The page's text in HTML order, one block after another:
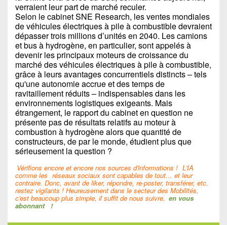
verraient leur part de marché reculer.
Selon le cabinet SNE Research, les ventes mondiales
de véhicules électriques à pile à combustible devraient
dépasser trois millions d’unités en 2040. Les camions
et bus à hydrogène, en particulier, sont appelés à
devenir les principaux moteurs de croissance du
marché des véhicules électriques à pile à combustible,
grâce à leurs avantages concurrentiels distincts – tels
qu'une autonomie accrue et des temps de
ravitaillement réduits – indispensables dans les
environnements logistiques exigeants. Mais
étrangement, le rapport du cabinet en question ne
présente pas de résultats relatifs au moteur à
combustion à hydrogène alors que quantité de
constructeurs, de par le monde, étudient plus que
sérieusement la question ?
Vérifions encore et encore nos sources d'informations ! L'IA
comme les réseaux sociaux sont capables de tout… et leur
contraire. Donc, avant de liker, répondre, re-poster, transférer, etc.
restez vigilants ! Heureusement dans le secteur des Mobilités,
c'est beaucoup plus simple, il suffit de nous suivre, en vous
abonnant !